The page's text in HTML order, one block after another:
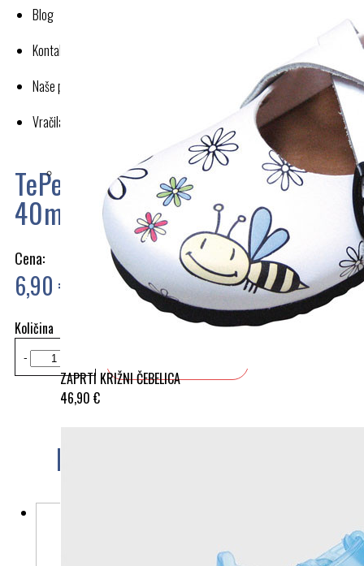
ZAPRTI KRIŽNI ČEBELICA
46,90 €
Blog
Kontakt
Naše poslovanje
Vračila in reklamacije
TePe Dental Floss zobna nitka
40m
Cena:
6,90 €
Količina
-
Morda vam bo všeč tudi